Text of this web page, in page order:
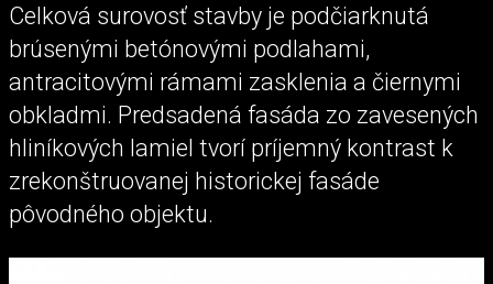
Celková surovosť stavby je podčiarknutá
brúsenými betónovými podlahami,
antracitovými rámami zasklenia a čiernymi
obkladmi. Predsadená fasáda zo zavesených
hliníkových lamiel tvorí príjemný kontrast k
zrekonštruovanej historickej fasáde
pôvodného objektu.